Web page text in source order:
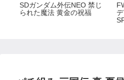
SDガンダム外伝NEO 禁じ
られた魔法 黄金の祝福